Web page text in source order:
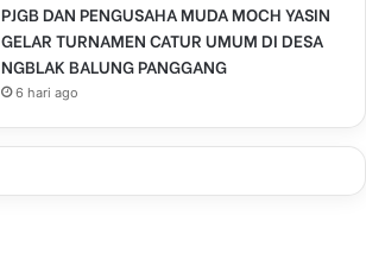
PJGB DAN PENGUSAHA MUDA MOCH YASIN
GELAR TURNAMEN CATUR UMUM DI DESA
NGBLAK BALUNG PANGGANG
6 hari ago